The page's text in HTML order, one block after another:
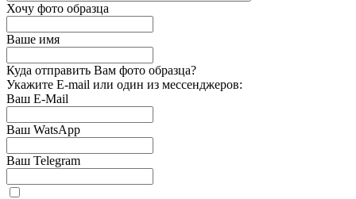
Хочу фото образца
Ваше имя
Куда отправить Вам фото образца?
Укажите E-mail или один из мессенджеров:
Ваш E-Mail
Ваш WatsApp
Ваш Telegram